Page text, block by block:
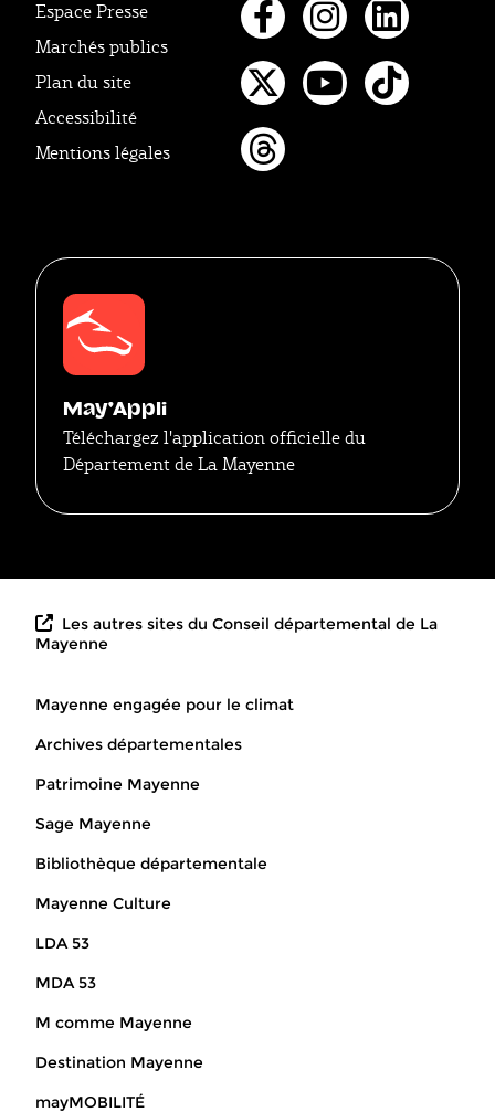
Espace Presse
Marchés publics
Plan du site
Accessibilité
Mentions légales
Facebook
Twitter
May'Appli
Téléchargez l'application officielle du
Département de La Mayenne
Les autres sites du Conseil départemental de La
Mayenne
Mayenne engagée pour le climat
Archives départementales
Patrimoine Mayenne
Sage Mayenne
Bibliothèque départementale
Mayenne Culture
LDA 53
MDA 53
M comme Mayenne
Destination Mayenne
mayMOBILITÉ